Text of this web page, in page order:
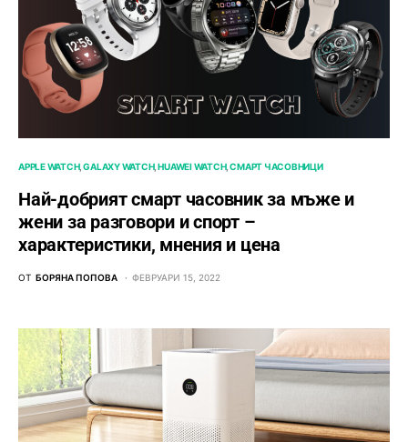
APPLE WATCH GALAXY WATCH HUAWEI WATCH СМАРТ ЧАСОВНИЦИ
Най-добрият смарт часовник за мъже и
жени за разговори и спорт –
характеристики, мнения и цена
ОТ БОРЯНА ПОПОВА ФЕВРУАРИ 15, 2022